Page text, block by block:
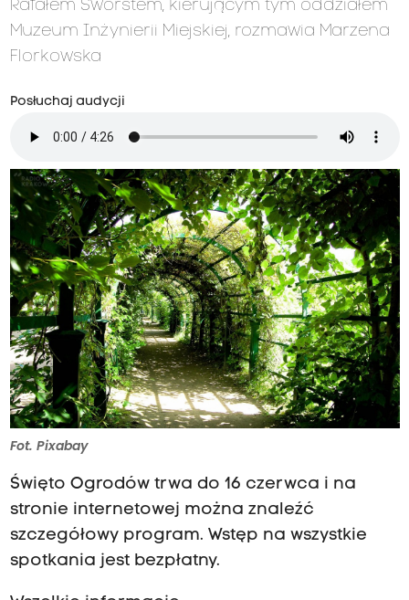
Rafałem Sworstem, kierującym tym oddziałem
Muzeum Inżynierii Miejskiej, rozmawia Marzena
Florkowska
Posłuchaj audycji
Fot. Pixabay
Święto Ogrodów trwa do 16 czerwca i na
stronie internetowej można znaleźć
szczegółowy program. Wstęp na wszystkie
spotkania jest bezpłatny.